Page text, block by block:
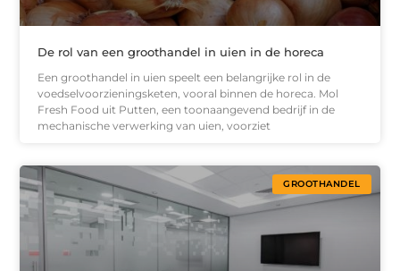
De rol van een groothandel in uien in de horeca
Een groothandel in uien speelt een belangrijke rol in de
voedselvoorzieningsketen, vooral binnen de horeca. Mol
Fresh Food uit Putten, een toonaangevend bedrijf in de
mechanische verwerking van uien, voorziet
GROOTHANDEL